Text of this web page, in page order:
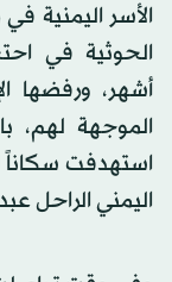
الأسر اليمنية
الحوثية في
أشهر، ورفضها
الموجهة لهم،
استهدفت سكاناً
اليمني الراحل